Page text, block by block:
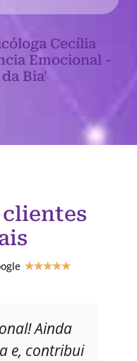
Cecília
Emocional -
Bia'
★★★★★
Ainda
e, contribui